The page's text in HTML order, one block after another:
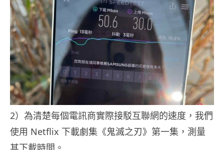
2）為清楚每個電訊商實際接駁互聯網的速度，我們
使用 Netflix 下載劇集《鬼滅之刃》第一集，測量